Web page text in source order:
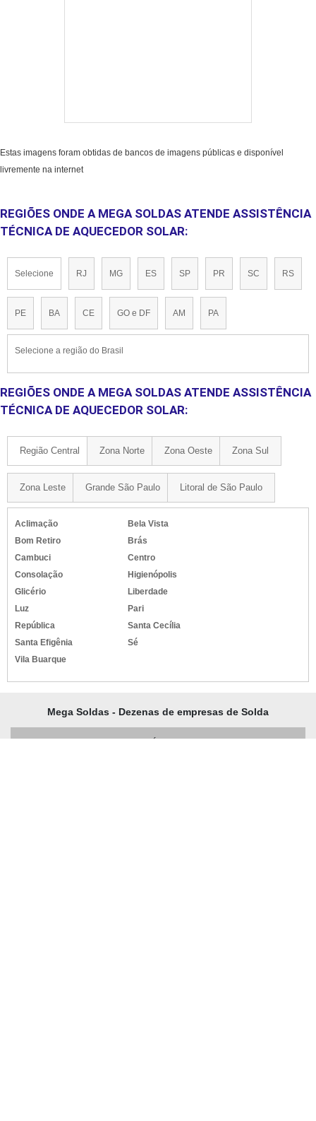
Estas imagens foram obtidas de bancos de imagens públicas e disponível
livremente na internet
REGIÕES ONDE A MEGA SOLDAS ATENDE ASSISTÊNCIA
TÉCNICA DE AQUECEDOR SOLAR:
Selecione RJ MG ES SP PR SC RS
PE BA CE GO e DF AM PA
Selecione a região do Brasil
REGIÕES ONDE A MEGA SOLDAS ATENDE ASSISTÊNCIA
TÉCNICA DE AQUECEDOR SOLAR:
Região Central Zona Norte Zona Oeste Zona Sul
Zona Leste Grande São Paulo Litoral de São Paulo
Aclimação
Bela Vista
Bom Retiro
Brás
Cambuci
Centro
Consolação
Higienópolis
Glicério
Liberdade
Luz
Pari
República
Santa Cecília
Santa Efigênia
Sé
Vila Buarque
Mega Soldas - Dezenas de empresas de Solda